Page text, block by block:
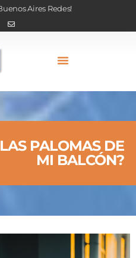
Aires Redes!
PALOMAS DE
MI BALCÓN?